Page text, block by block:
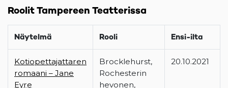
Roolit Tampereen Teatterissa
Näytelmä Rooli Ensi-ilta
Kotiopettajattaren
romaani – Jane
Eyre
Brocklehurst,
Rochesterin
hevonen,
20.10.2021